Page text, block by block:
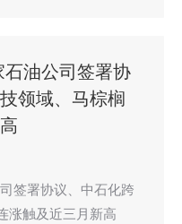
油公司签署协
领域、马棕榈
签署协议、中石化跨
涨触及近三月新高